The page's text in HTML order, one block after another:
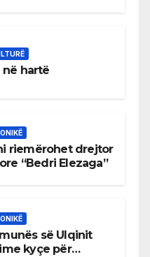
në hartë
riemërohet drejtor
“Bedri Elezaga”
së Ulqinit
kyçe për